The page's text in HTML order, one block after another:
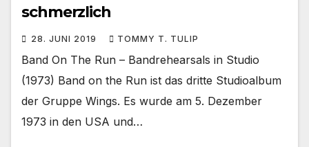
schmerzlich
28. JUNI 2019 TOMMY T. TULIP
Band On The Run – Bandrehearsals in Studio
(1973) Band on the Run ist das dritte Studioalbum
der Gruppe Wings. Es wurde am 5. Dezember
1973 in den USA und…